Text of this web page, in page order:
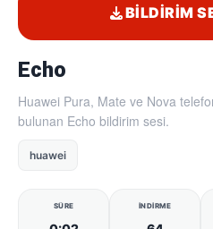
Echo
Huawei Pura, Mate ve Nova
bulunan Echo bildirim sesi.
huawei
SÜRE İNDIRME
BILDIRIM